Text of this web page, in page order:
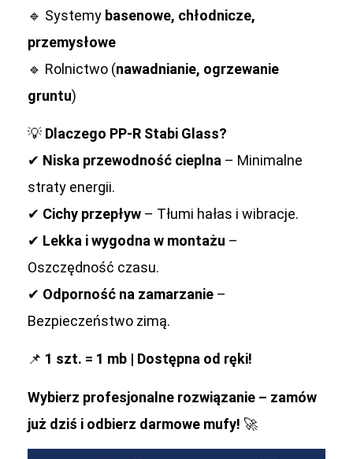
🔹 Systemy basenowe, chłodnicze,
przemysłowe
🔹 Rolnictwo (nawadnianie, ogrzewanie
gruntu)
💡 Dlaczego PP-R Stabi Glass?
✔ Niska przewodność cieplna – Minimalne
straty energii.
✔ Cichy przepływ – Tłumi hałas i wibracje.
✔ Lekka i wygodna w montażu –
Oszczędność czasu.
✔ Odporność na zamarzanie –
Bezpieczeństwo zimą.
📌 1 szt. = 1 mb | Dostępna od ręki!
Wybierz profesjonalne rozwiązanie – zamów
już dziś i odbierz darmowe mufy! 🚀